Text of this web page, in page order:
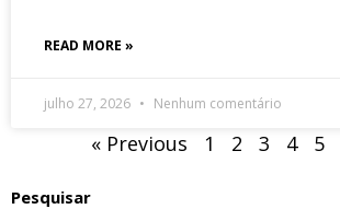
READ MORE »
julho 27, 2026 Nenhum comentário
« Previous 1 2 3 4 5
Pesquisar